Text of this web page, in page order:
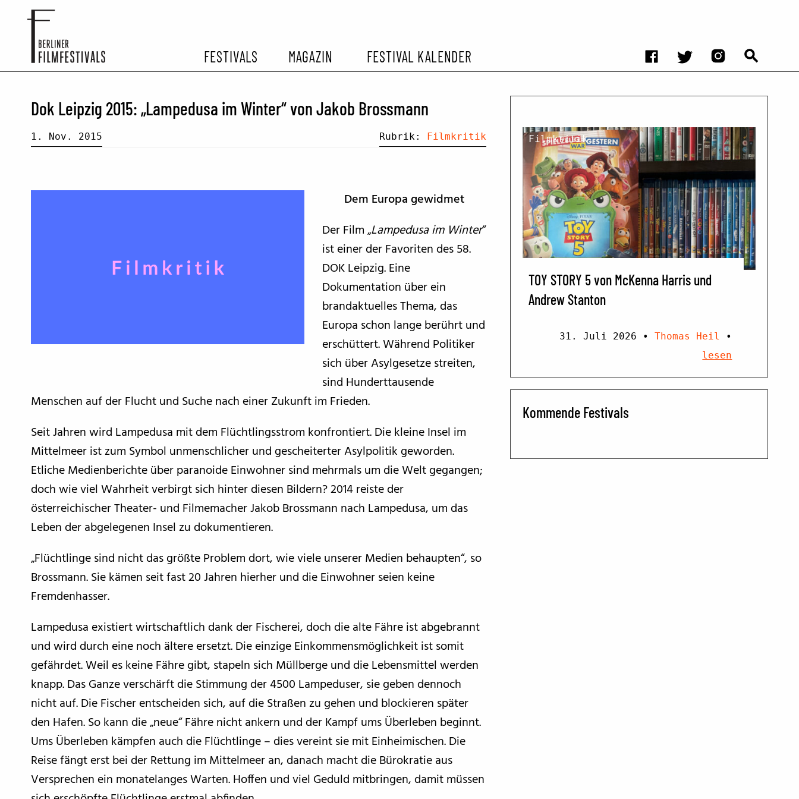
FESTIVALS
ARCHIV EHEMALIGER FILMFESTIVALS
MAGAZIN
FESTIVALBERICHTE
FILM- UND SERIEN-TIPPS
BFF ON THE ROAD
FESTIVAL KALENDER
Dok Leipzig 2015: „Lampedusa im Winter“ von Jakob Brossmann
1. Nov. 2015 Rubrik: Filmkritik
Dem Europa gewidmet
Der Film „Lampedusa im Winter“
ist einer der Favoriten des 58.
DOK Leipzig. Eine
Dokumentation über ein
brandaktuelles Thema, das
Europa schon lange berührt und
erschüttert. Während Politiker
sich über Asylgesetze streiten,
sind Hunderttausende
Menschen auf der Flucht und Suche nach einer Zukunft im Frieden.
Seit Jahren wird Lampedusa mit dem Flüchtlingsstrom konfrontiert. Die kleine Insel im
Mittelmeer ist zum Symbol unmenschlicher und gescheiterter Asylpolitik geworden.
Etliche Medienberichte über paranoide Einwohner sind mehrmals um die Welt gegangen;
doch wie viel Wahrheit verbirgt sich hinter diesen Bildern? 2014 reiste der
österreichischer Theater- und Filmemacher Jakob Brossmann nach Lampedusa, um das
Leben der abgelegenen Insel zu dokumentieren.
„Flüchtlinge sind nicht das größte Problem dort, wie viele unserer Medien behaupten“, so
Brossmann. Sie kämen seit fast 20 Jahren hierher und die Einwohner seien keine
Fremdenhasser.
Lampedusa existiert wirtschaftlich dank der Fischerei, doch die alte Fähre ist abgebrannt
und wird durch eine noch ältere ersetzt. Die einzige Einkommensmöglichkeit ist somit
gefährdet. Weil es keine Fähre gibt, stapeln sich Müllberge und die Lebensmittel werden
knapp. Das Ganze verschärft die Stimmung der 4500 Lampeduser, sie geben dennoch
nicht auf. Die Fischer entscheiden sich, auf die Straßen zu gehen und blockieren später
den Hafen. So kann die „neue“ Fähre nicht ankern und der Kampf ums Überleben beginnt.
Ums Überleben kämpfen auch die Flüchtlinge – dies vereint sie mit Einheimischen. Die
Reise fängt erst bei der Rettung im Mittelmeer an, danach macht die Bürokratie aus
Versprechen ein monatelanges Warten. Hoffen und viel Geduld mitbringen, damit müssen
Filmkritik
TOY STORY 5 von McKenna Harris und
Andrew Stanton
31. Juli 2026 • Thomas Heil
•
lesen
Kommende Festivals